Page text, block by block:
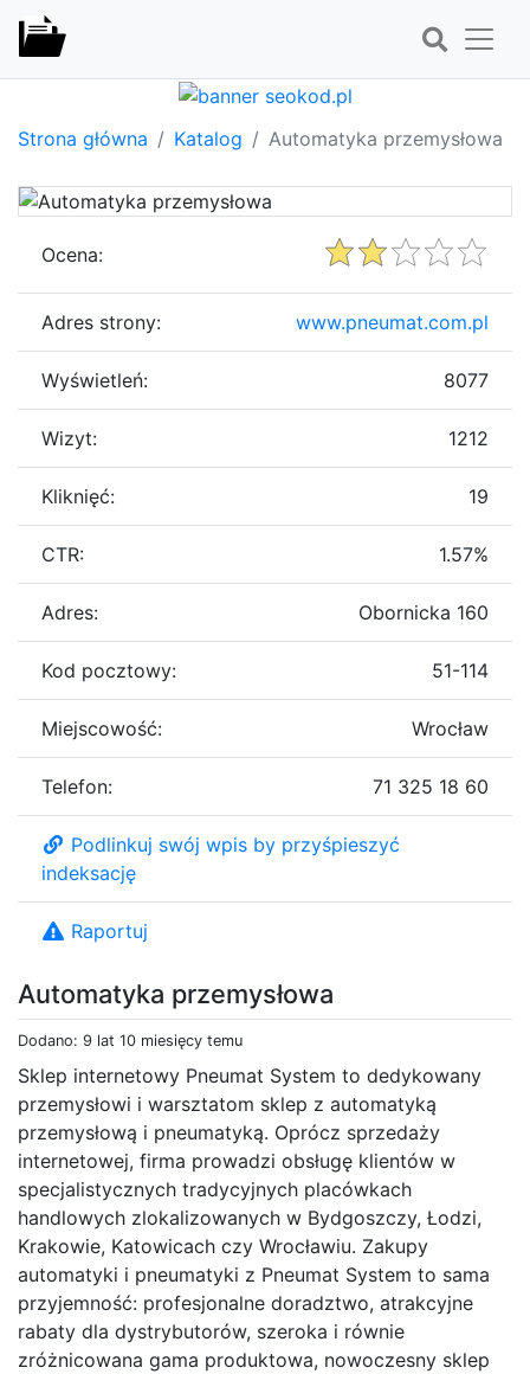
Strona główna Katalog Automatyka przemysłowa
Automatyka przemysłowa
Dodano: 9 lat 10 miesięcy temu
Sklep internetowy Pneumat System to dedykowany
przemysłowi i warsztatom sklep z automatyką
przemysłową i pneumatyką. Oprócz sprzedaży
internetowej, firma prowadzi obsługę klientów w
specjalistycznych tradycyjnych placówkach
handlowych zlokalizowanych w Bydgoszczy, Łodzi,
Krakowie, Katowicach czy Wrocławiu. Zakupy
automatyki i pneumatyki z Pneumat System to sama
przyjemność: profesjonalne doradztwo, atrakcyjne
rabaty dla dystrybutorów, szeroka i równie
zróżnicowana gama produktowa, nowoczesny sklep
Ocena:
Adres strony: www.pneumat.com.pl
Wyświetleń: 8077
Wizyt: 1212
Kliknięć: 19
CTR: 1.57%
Adres: Obornicka 160
Kod pocztowy: 51-114
Miejscowość: Wrocław
Telefon: 71 325 18 60
Podlinkuj swój wpis by przyśpieszyć
indeksację
Raportuj